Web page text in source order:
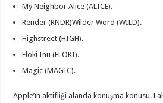
My Neighbor Alice (ALICE).
Render (RNDR)Wilder Word (WILD).
Highstreet (HIGH).
Floki Inu (FLOKI).
Magic (MAGIC).
Apple’ın aktifliği alanda konuşma konusu.